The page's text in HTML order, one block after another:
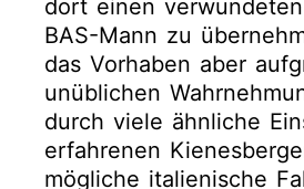
dort einen
BAS-Mann zu
das Vorhaben aber
unüblichen
durch viele ähnliche
erfahrenen
mögliche italienische